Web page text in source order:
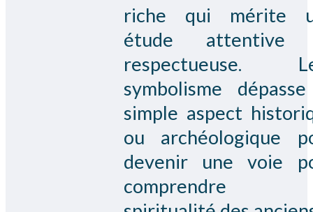
riche qui mérite
étude attentive
respectueuse.
symbolisme
simple aspect
ou archéologique
devenir une voie
comprendre